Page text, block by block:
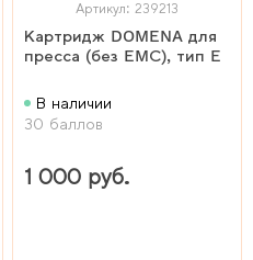
Артикул: 239213
Картридж DOMENA для
пресса (без EMС), тип E
В наличии
30 баллов
1 000 руб.